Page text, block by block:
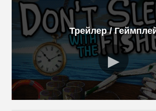
Трейлер /